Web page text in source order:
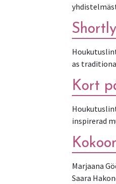
as
Kort
inspirerad
Marjaana
Saara